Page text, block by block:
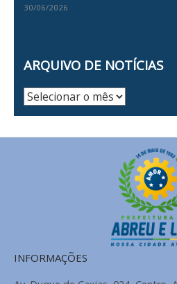
30/06/2026
ARQUIVO DE NOTÍCIAS
Arquivo
INFORMAÇÕES